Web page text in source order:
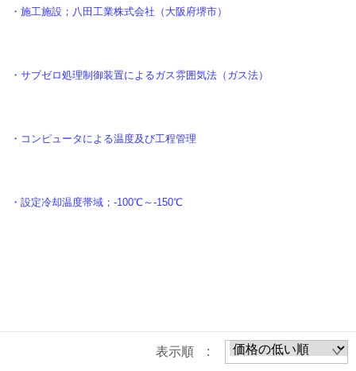
・施工施設；八田工業株式会社（大阪府堺市）
・サブゼロ処理制御装置によるガス雰囲気法（ガス法）
・コンピュータによる温度及び工程管理
・設定冷却温度帯域；-100℃～-150℃
表示順 :